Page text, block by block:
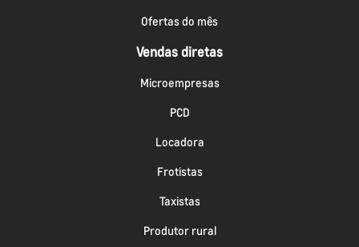
Ofertas do mês
Vendas diretas
Microempresas
PCD
Locadora
Frotistas
Taxistas
Produtor rural